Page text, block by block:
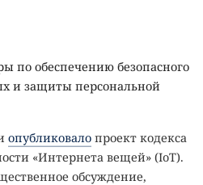
по обеспечению безопасного
и защиты персональной
опубликовало проект кодекса
«Интернета вещей» (IoT).
обсуждение,